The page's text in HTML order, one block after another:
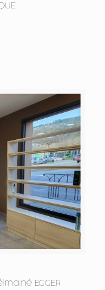
EGGER